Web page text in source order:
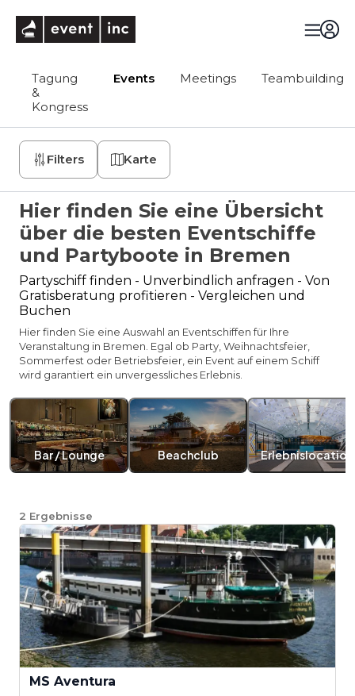
Tagung
&
Kongress
Events Meetings Teambuilding
Filters Karte
Hier finden Sie eine Übersicht
über die besten Eventschiffe
und Partyboote in Bremen
Partyschiff finden - Unverbindlich anfragen - Von
Gratisberatung profitieren - Vergleichen und
Buchen
Hier finden Sie eine Auswahl an Eventschiffen für Ihre
Veranstaltung in Bremen. Egal ob Party, Weihnachtsfeier,
Sommerfest oder Betriebsfeier, ein Event auf einem Schiff
wird garantiert ein unvergessliches Erlebnis.
Bar / Lounge Beachclub Erlebnislocation
2 Ergebnisse
MS Aventura